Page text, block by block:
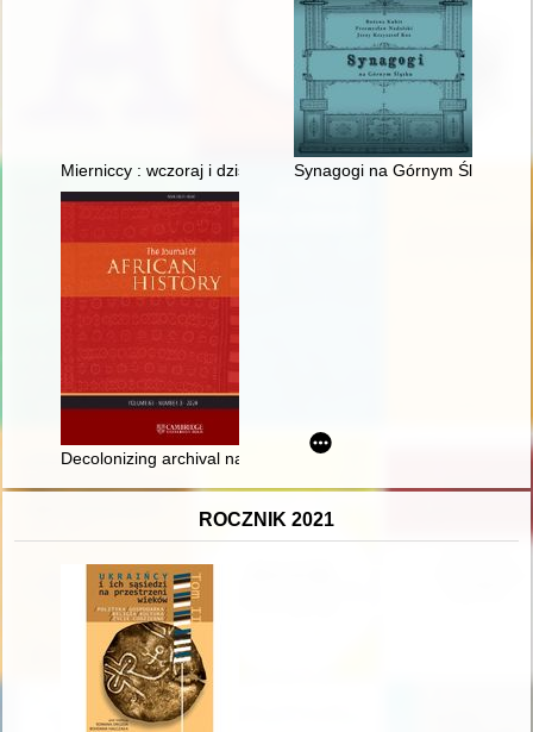
Mierniccy : wczoraj i dziś Synagogi na Górnym Śląsku
Decolonizing archival narratives : exploring digital bias in the
ROCZNIK 2021